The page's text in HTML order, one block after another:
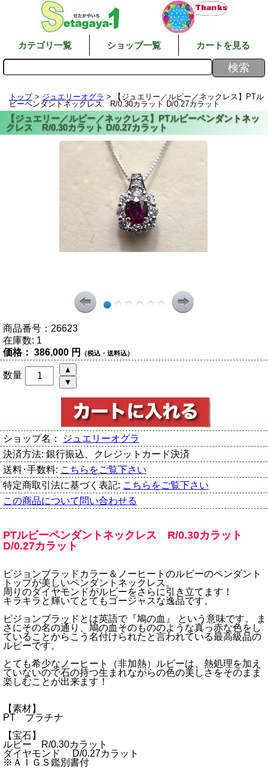
カテゴリ一覧 ショップ一覧 カートを見る
トップ> ジュエリーオグラ > 【ジュエリー／ルビー／ネックレス】PTル
ビーペンダントネックレス R/0.30カラット D/0.27カラット
商品番号： 26623
在庫数: 1
価格： 386,000 円 （税込・送料込）
数量
ショップ名：
ジュエリーオグラ
決済方法: 銀行振込、クレジットカード決済
送料･手数料: こちらをご覧下さい
特定商取引法に基づく表記: こちらをご覧下さい
この商品について問い合わせる
PTルビーペンダントネックレス R/0.30カラット
D/0.27カラット
ピジョンブラッドカラー＆ノーヒートのルビーのペンダント
トップが美しいペンダントネックレス。
周りのダイヤモンドがルビーをさらに引き立てます！
キラキラと輝いてとてもゴージャスな逸品です。
ピジョンブラッドとは英語で『鳩の血』 という意味です。 ま
さにその名の通り、鳩の血そのもののような真っ赤な色をし
ていることからこう名付けられたと言われている最高級品の
ルビーです。
とても希少なノーヒート（非加熱）ルビーは、熱処理を加え
ていないので石の持つ生まれながらの色の美しさをそのまま
楽しむことが出来ます！
【素材】
PT プラチナ
【宝石】
ルビー R/0.30カラット
ダイヤモンド D/0.27カラット
※ＡＩＧＳ鑑別書付